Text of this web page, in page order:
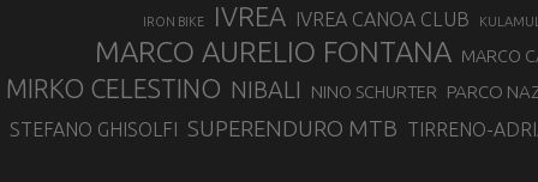
IRON BIKE IVREA IVREA CANOA CLUB
MARCO AURELIO FONTANA MARCO
MIRKO CELESTINO NIBALI NINO SCHURTER PARCO
STEFANO GHISOLFI SUPERENDURO MTB TIRRENO-